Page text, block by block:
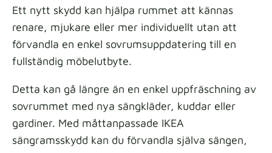
Ett nytt skydd kan hjälpa rummet att kännas
renare, mjukare eller mer individuellt utan att
förvandla en enkel sovrumsuppdatering till en
fullständig möbelutbyte.
Detta kan gå längre än en enkel uppfräschning av
sovrummet med nya sängkläder, kuddar eller
gardiner. Med måttanpassade IKEA
sängramsskydd kan du förvandla själva sängen,